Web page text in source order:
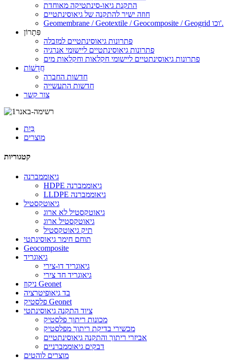
התקנת גיאו-סינתטיקה מאוחדת
חוזה ישיר להתקנה של גיאוסינתטיים
Geomembrane / Geotextile / Geocomposite / Geogrid וכו'.
פִּתָרוֹן
פתרונות גיאוסינתטיים למזבלה
פתרונות גיאוסינתטיים ליישומי אנרגיה
פתרונות גיאוסינתטיים ליישומי חקלאות וחקלאות מים
חֲדָשׁוֹת
חדשות החברה
חדשות התעשייה
צור קשר
בַּיִת
מוצרים
קטגוריות
גיאוממברנה
HDPE גיאוממברנה
LLDPE גיאוממברנה
גיאוטקסטיל
גיאוטקסטיל לא ארוג
גיאוטקסטיל ארוג
תיק גיאוטקסטיל
תוחם חימר גיאוסינתטי
Geocomposite
גיאוגריד
גיאוגריד דו-צירי
גיאוגריד חד צירי
ניקוז Geonet
בד גיאופיטרציה
פלסטיק Geonet
ציוד התקנה גיאוסינתטי
מכונות ריתוך פלסטיק
מכשירי בדיקת ריתוך מפלסטיק
אביזרי ריתוך והתקנה גיאוסינתטיים
דבקים גיאוממברניים
מוצרים לוהטים